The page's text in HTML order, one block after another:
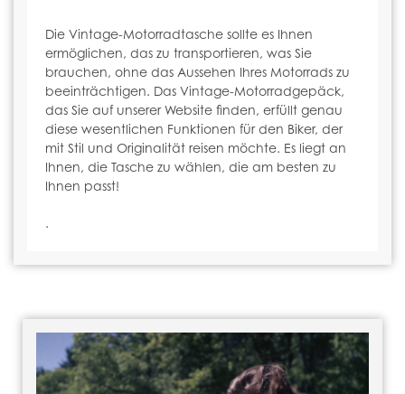
Die Vintage-Motorradtasche sollte es Ihnen
ermöglichen, das zu transportieren, was Sie
brauchen, ohne das Aussehen Ihres Motorrads zu
beeinträchtigen. Das Vintage-Motorradgepäck,
das Sie auf unserer Website finden, erfüllt genau
diese wesentlichen Funktionen für den Biker, der
mit Stil und Originalität reisen möchte. Es liegt an
Ihnen, die Tasche zu wählen, die am besten zu
Ihnen passt!
.